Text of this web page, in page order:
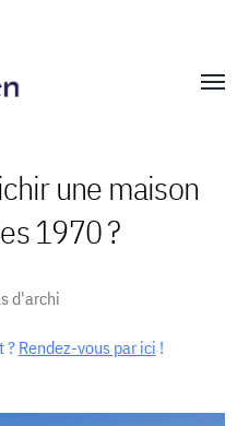
une maison
1970 ?
d'archi
?Rendez-vous par ici !